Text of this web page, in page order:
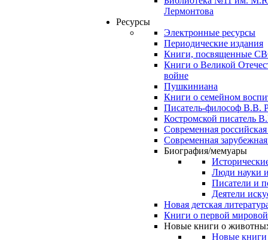
Лермонтова
Ресурсы
Электронные ресурсы
Периодические издания
Книги, посвященные
Книги о Великой
войне
Пушкиниана
Книги о семейном
Писатель-философ В.В.
Костромской писатель
Современная российская
Современная
Биография/мемуары
Люди науки
Писатели и
Деятели
Новая детская
Книги о первой
Новые книги о
Новые книги